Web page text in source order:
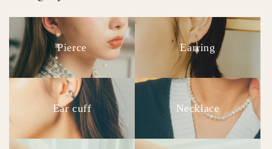
Pierce Earring
Ear cuff Necklace